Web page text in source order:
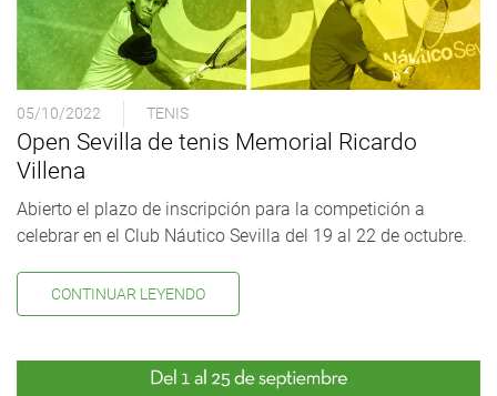
05/10/2022 TENIS
Open Sevilla de tenis Memorial Ricardo
Villena
Abierto el plazo de inscripción para la competición a
celebrar en el Club Náutico Sevilla del 19 al 22 de octubre.
CONTINUAR LEYENDO